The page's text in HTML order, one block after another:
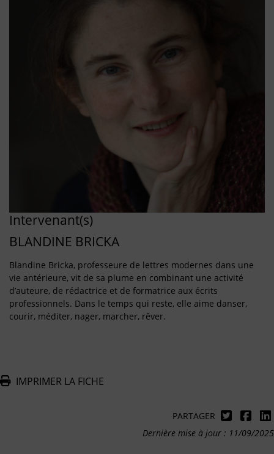
Intervenant(s)
BLANDINE BRICKA
Blandine Bricka, professeure de lettres modernes dans une
vie antérieure, vit de sa plume en combinant une activité
d’auteure, de rédactrice et de formatrice aux écrits
professionnels. Dans le temps qui reste, elle aime danser,
courir, méditer, nager, marcher, rêver.
IMPRIMER LA FICHE
PARTAGER
Dernière mise à jour : 11/09/2025